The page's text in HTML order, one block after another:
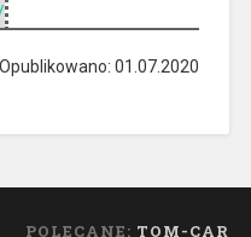
Opublikowano: 01.07.2020
POLECANE: TOM-CAR